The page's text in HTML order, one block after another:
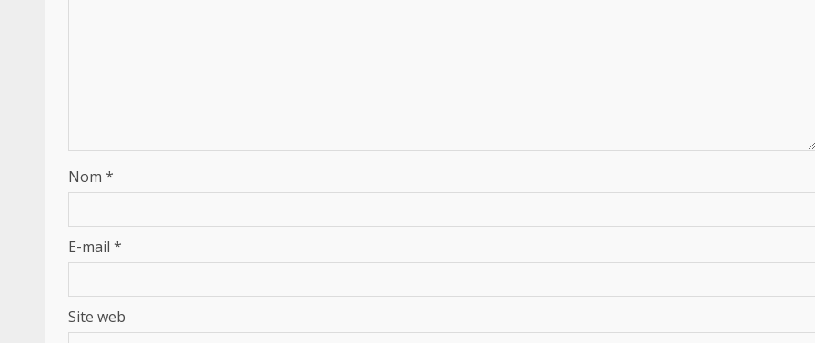
Nom *
E-mail *
Site web